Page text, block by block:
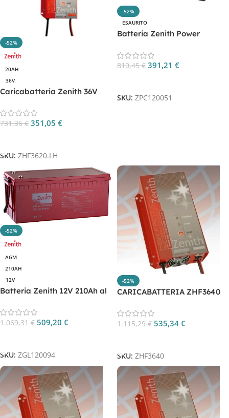
-52%
20AH
36V
Caricabatteria Zenith 36V
ZHF3620.LH
731,36€ 351,05 €
SKU: ZHF3620.LH
-52%
ESAURITO
Batteria Zenith Power
ZPC120051
810,45€ 391,21 €
SKU: ZPC120051
-52%
AGM
210AH
12V
Batteria Zenith 12V 210Ah al
ZGL120094
1.069,31€ 509,20 €
SKU: ZGL120094
-52%
CARICABATTERIA ZHF3640
1.115,29€ 535,34 €
SKU: ZHF3640